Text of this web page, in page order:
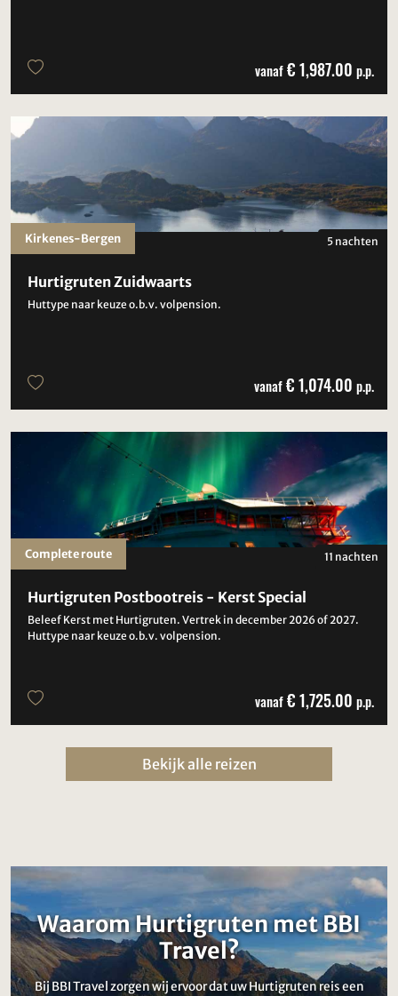
vanaf€ 1,987.00 p.p.
Hurtigruten Zuidwaarts
Huttype naar keuze o.b.v. volpension.
5 nachten
vanaf€ 1,074.00 p.p.
Kirkenes-Bergen
Hurtigruten Postbootreis - Kerst Special
Beleef Kerst met Hurtigruten. Vertrek in december 2026 of 2027.
Huttype naar keuze o.b.v. volpension.
11 nachten
vanaf€ 1,725.00 p.p.
Complete route
Bekijk alle reizen
Waarom Hurtigruten met BBI
Travel?
Bij BBI Travel zorgen wij ervoor dat uw Hurtigruten reis een